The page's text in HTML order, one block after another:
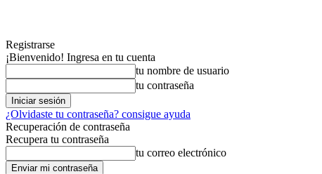
Registrarse
¡Bienvenido! Ingresa en tu cuenta
tu nombre de usuario
tu contraseña
¿Olvidaste tu contraseña? consigue ayuda
Recuperación de contraseña
Recupera tu contraseña
tu correo electrónico